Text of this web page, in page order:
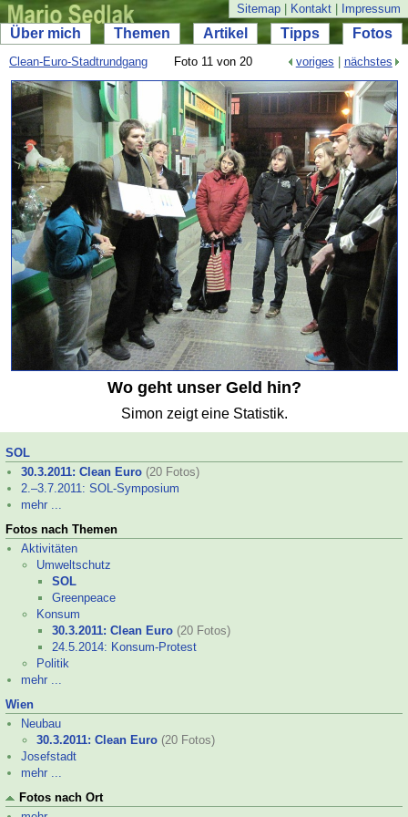
Sitemap Kontakt Impressum
Über mich Themen Artikel Tipps Fotos
Clean-Euro-Stadtrundgang Foto 11 von 20 voriges nächstes
Wo geht unser Geld hin?
Simon zeigt eine Statistik.
SOL
30.3.2011: Clean Euro (20 Fotos)
2.–3.7.2011: SOL-Symposium
mehr ...
Fotos nach Themen
Aktivitäten
Umweltschutz
SOL
Greenpeace
Konsum
30.3.2011: Clean Euro (20 Fotos)
24.5.2014: Konsum-Protest
Politik
mehr ...
Wien
Neubau
30.3.2011: Clean Euro (20 Fotos)
Josefstadt
mehr ...
Fotos nach Ort